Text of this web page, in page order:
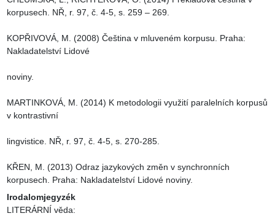
korpusech. NŘ, r. 97, č. 4-5, s. 259 – 269.
KOPŘIVOVÁ, M. (2008) Čeština v mluveném korpusu. Praha:
Nakladatelství Lidové
noviny.
MARTINKOVÁ, M. (2014) K metodologii využití paralelních korpusů
v kontrastivní
lingvistice. NŘ, r. 97, č. 4-5, s. 270-285.
KŘEN, M. (2013) Odraz jazykových změn v synchronních
korpusech. Praha: Nakladatelství Lidové noviny.
Irodalomjegyzék
LITERÁRNÍ věda: